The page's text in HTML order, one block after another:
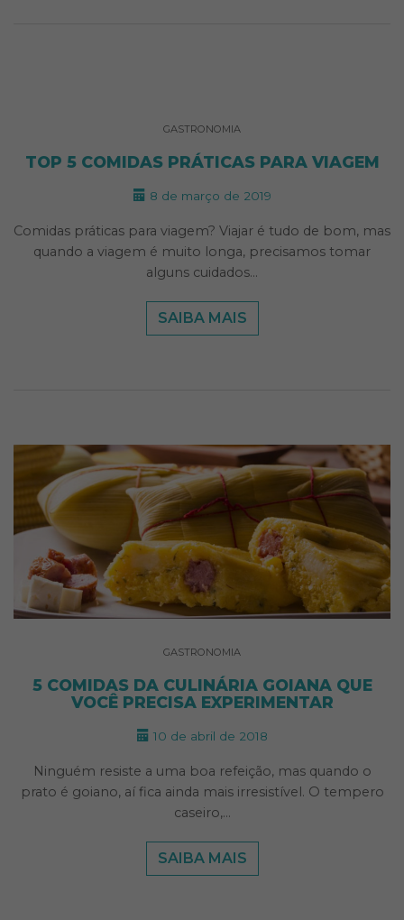
GASTRONOMIA
TOP 5 COMIDAS PRÁTICAS PARA VIAGEM
8 de março de 2019
Comidas práticas para viagem? Viajar é tudo de bom, mas
quando a viagem é muito longa, precisamos tomar
alguns cuidados…
SAIBA MAIS
GASTRONOMIA
5 COMIDAS DA CULINÁRIA GOIANA QUE
VOCÊ PRECISA EXPERIMENTAR
10 de abril de 2018
Ninguém resiste a uma boa refeição, mas quando o
prato é goiano, aí fica ainda mais irresistível. O tempero
caseiro,…
SAIBA MAIS